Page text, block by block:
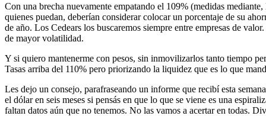
Con una brecha nuevamente empatando el 109% (medidas
quienes puedan, deberían considerar colocar un porcentaje de su
de año. Los Cedears los buscaremos siempre entre empresas de
de mayor volatilidad.
Y si quiero mantenerme con pesos, sin inmovilizarlos tanto tiempo
Tasas arriba del 110% pero priorizando la liquidez que es lo que
Les dejo un consejo, parafraseando un informe que recibí esta
el dólar en seis meses si pensás en que lo que se viene es una
faltan datos aún que no tenemos. No las vamos a acertar en todas.